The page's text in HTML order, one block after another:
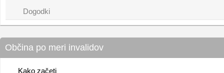
Dogodki
Občina po meri invalidov
Kako začeti